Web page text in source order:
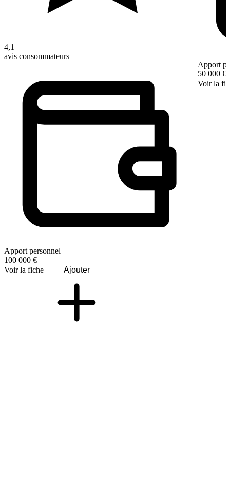
4,1
avis consommateurs
Apport personnel
100 000 €
Voir la fiche
Ajouter
Apport
50 000 €
Voir la